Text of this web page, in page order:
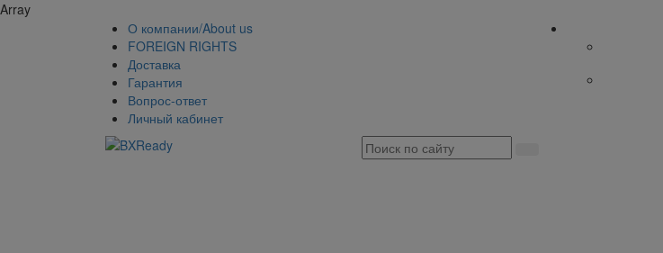
Array
О компании/About us
FOREIGN RIGHTS
Доставка
Гарантия
Вопрос-ответ
Личный кабинет